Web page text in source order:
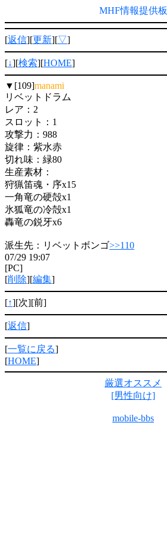
MHF情報提供板
[返信][更新][▽]
[↓][検索][HOME]
▼[109]manami
リベットドラム
レア：2
スロット：1
攻撃力：988
旋律：紫水赤
切れ味：緑80
生産素材：
狩猟笛魂・序x15
一角竜の硬殻x1
氷狐竜の冷殻x1
轟竜の鋭牙x6
派生先：リベットボンゴ>>110
07/29 19:07
[PC]
[削除][編集]
[↑][次][前]
[返信]
[一覧に戻る]
[HOME]
厳選オススメ
[男性向け]
mobile-bbs